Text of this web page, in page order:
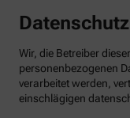
Wir, die Betreiber
personenbezogenen
verarbeitet werden,
einschlägigen